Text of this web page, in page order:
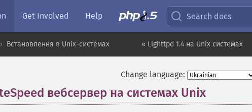
Get Involved Help Search docs
« Lighttpd 1.4 на Unix системах
Встановлення в Unix-системах
Change language:
вебсервер на системах Unix